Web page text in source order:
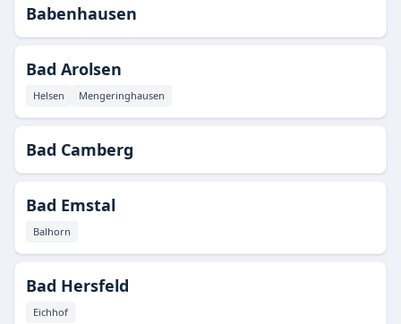
Babenhausen
Bad Arolsen
Helsen Mengeringhausen
Bad Camberg
Bad Emstal
Balhorn
Bad Hersfeld
Eichhof